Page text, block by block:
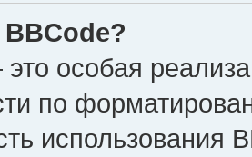
BBCode?
особая
по
использования